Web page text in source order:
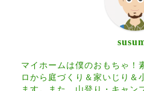
マイホームは僕のおもちゃ！
ロから庭づくり＆家いじり＆